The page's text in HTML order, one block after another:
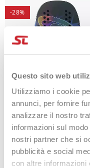
Questo sito web
Utilizziamo i cookie
annunci, per fornire
analizzare il nostro
informazioni sul
nostri partner che si
pubblicità e social
con altre informazioni
-28%
Quicksand Enigma
219,00 €
159,00 €